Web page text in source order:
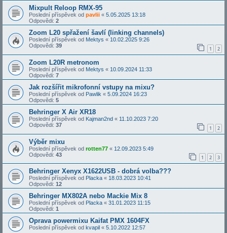
Mixpult Reloop RMX-95
Poslední příspěvek od pavlii « 5.05.2025 13:18
Odpovědi: 2
Zoom L20 spřažení šavlí (linking channels)
Poslední příspěvek od Mektys « 10.02.2025 9:26
Odpovědi: 39 1 2
Zoom L20R metronom
Poslední příspěvek od Mektys « 10.09.2024 11:33
Odpovědi: 7
Jak rozšířit mikrofonní vstupy na mixu?
Poslední příspěvek od Pawlik « 5.09.2024 16:23
Odpovědi: 5
Behringer X Air XR18
Poslední příspěvek od Kajman2nd « 11.10.2023 7:20
Odpovědi: 37 1 2
Výběr mixu
Poslední příspěvek od rotten77 « 12.09.2023 5:49
Odpovědi: 43 1 2 3
Behringer Xenyx X1622USB - dobrá volba???
Poslední příspěvek od Placka « 18.03.2023 10:41
Odpovědi: 12
Behringer MX802A nebo Mackie Mix 8
Poslední příspěvek od Placka « 31.01.2023 11:15
Odpovědi: 1
Oprava powermixu Kaifat PMX 1604FX
Poslední příspěvek od kvapil « 5.10.2022 12:57